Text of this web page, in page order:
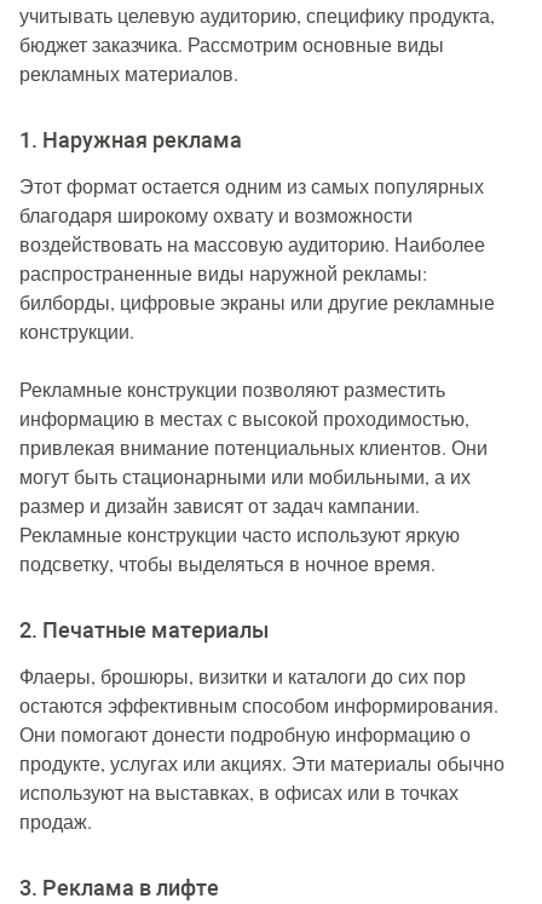
учитывать целевую аудиторию, специфику продукта,
бюджет заказчика. Рассмотрим основные виды
рекламных материалов.
1. Наружная реклама
Этот формат остается одним из самых популярных
благодаря широкому охвату и возможности
воздействовать на массовую аудиторию. Наиболее
распространенные виды наружной рекламы:
билборды, цифровые экраны или другие рекламные
конструкции.
Рекламные конструкции позволяют разместить
информацию в местах с высокой проходимостью,
привлекая внимание потенциальных клиентов. Они
могут быть стационарными или мобильными, а их
размер и дизайн зависят от задач кампании.
Рекламные конструкции часто используют яркую
подсветку, чтобы выделяться в ночное время.
2. Печатные материалы
Флаеры, брошюры, визитки и каталоги до сих пор
остаются эффективным способом информирования.
Они помогают донести подробную информацию о
продукте, услугах или акциях. Эти материалы обычно
используют на выставках, в офисах или в точках
продаж.
3. Реклама в лифте